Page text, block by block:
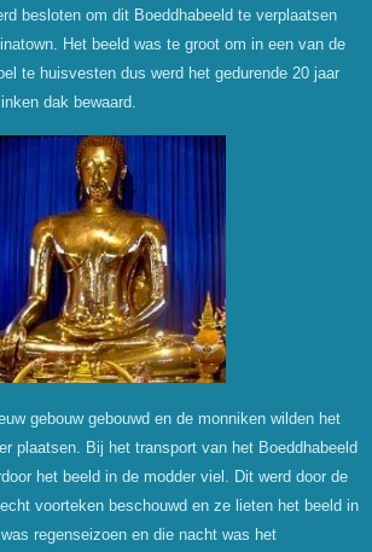
besloten om dit Boeddhabeeld te verplaatsen
Het beeld was te groot om in een van de
te huisvesten dus werd het gedurende 20 jaar
dak bewaard.
gebouw gebouwd en de monniken wilden het
plaatsen. Bij het transport van het Boeddhabeeld
het beeld in de modder viel. Dit werd door de
voorteken beschouwd en ze lieten het beeld in
regenseizoen en die nacht was het